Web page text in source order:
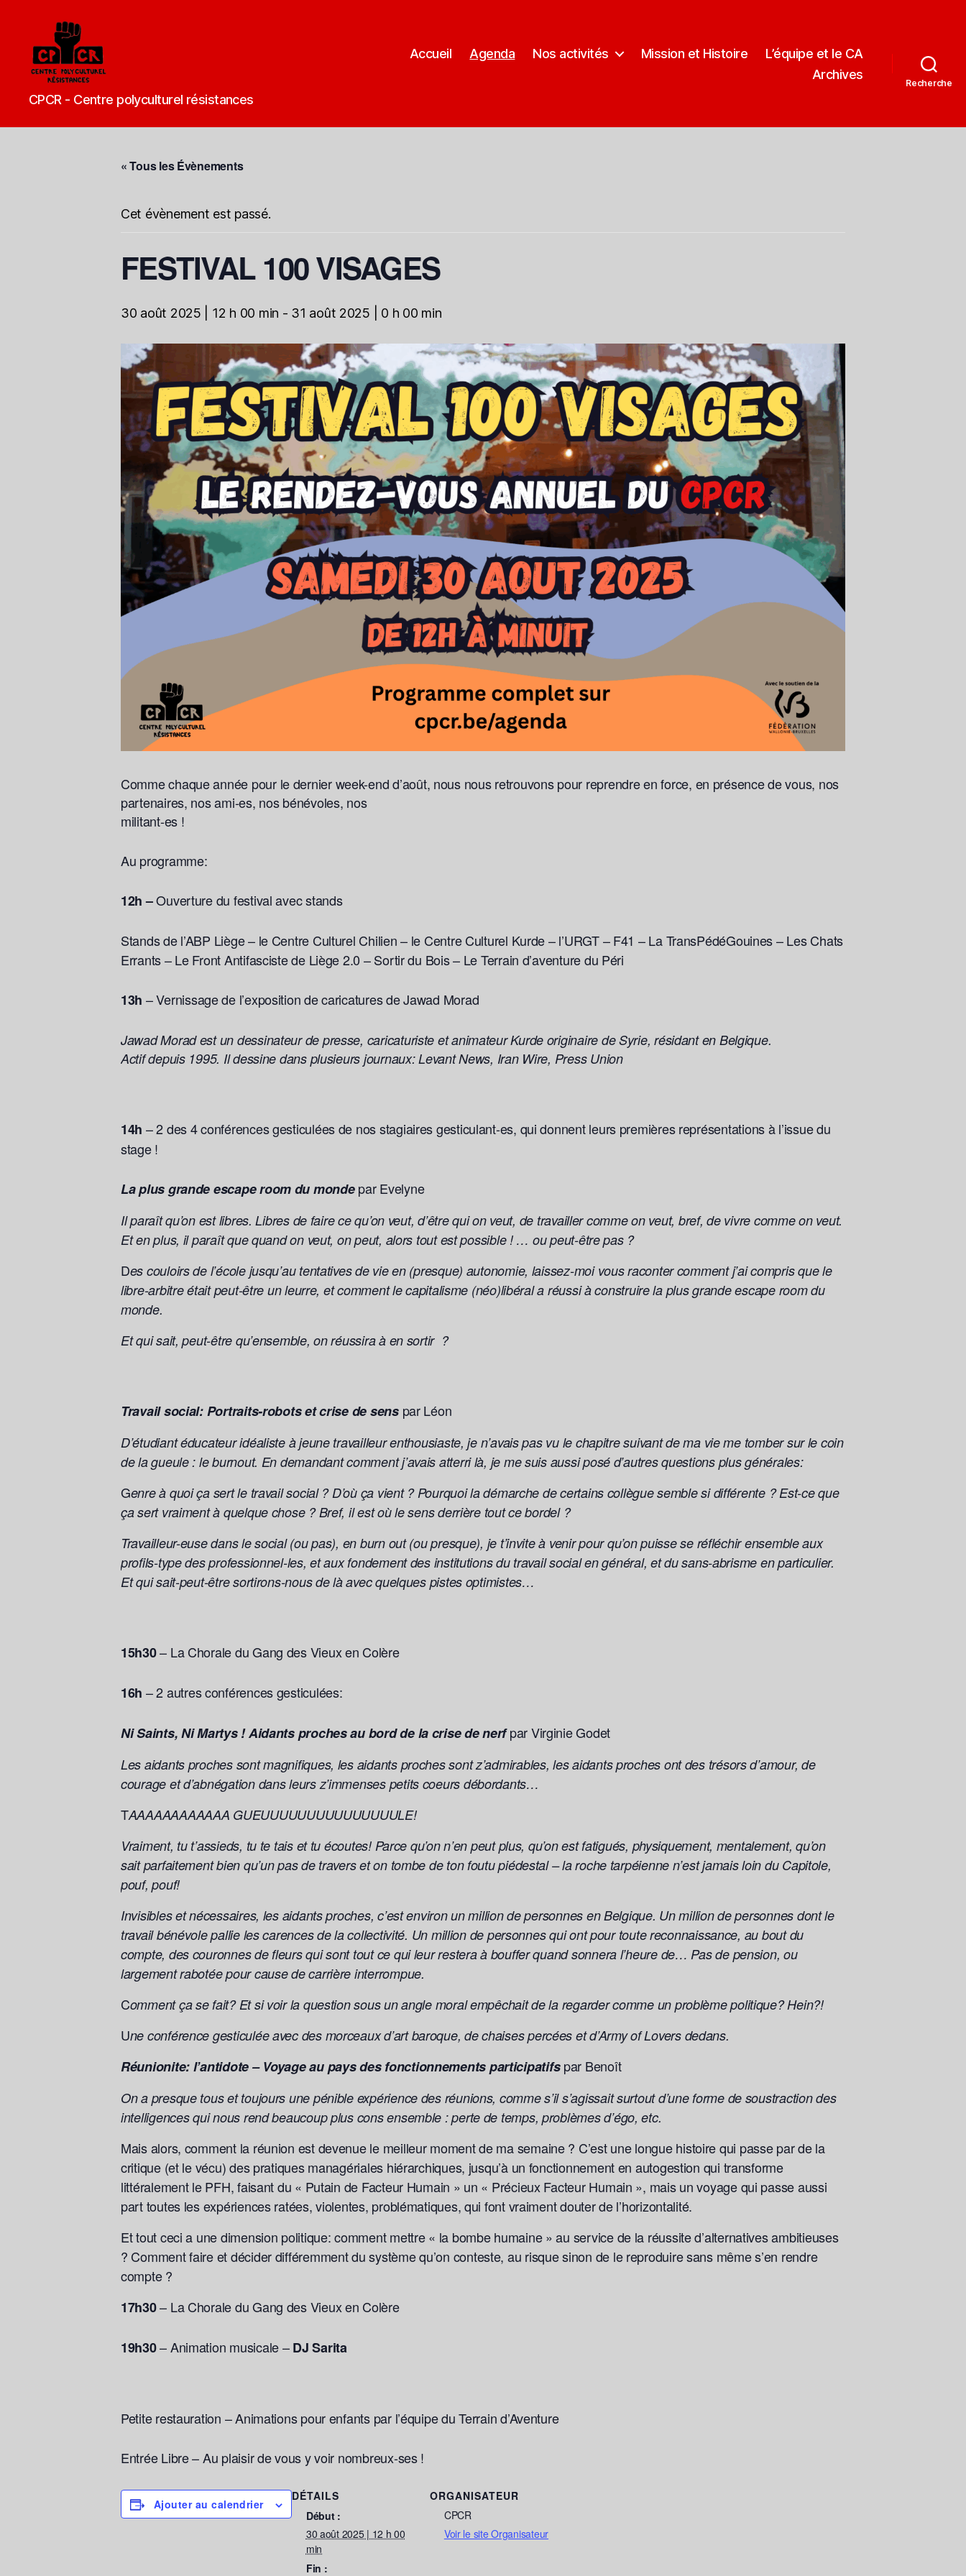
CPCR
-
CPCR - Centre polyculturel résistances
Accueil Agenda Nos activités Mission et Histoire
L’équipe et le CA
Archives
Recherche
« Tous les Évènements
Cet évènement est passé.
FESTIVAL 100 VISAGES
30 août 2025 | 12 h 00 min - 31 août 2025 | 0 h 00 min
Comme chaque année pour le dernier week-end d’août, nous nous retrouvons pour reprendre en force, en présence de vous, nos
partenaires, nos ami-es, nos bénévoles, nos
militant-es !
Au programme:
12h –Ouverture du festival avec stands
Stands de l’ABP Liège – le Centre Culturel Chilien – le Centre Culturel Kurde – l’URGT – F41 – La TransPédéGouines – Les Chats
Errants – Le Front Antifasciste de Liège 2.0 – Sortir du Bois – Le Terrain d’aventure du Péri
13h – Vernissage de l’exposition de caricatures de Jawad Morad
Jawad Morad est un dessinateur de presse, caricaturiste et animateur Kurde originaire de Syrie, résidant en Belgique.
Actif depuis 1995. Il dessine dans plusieurs journaux: Levant News, Iran Wire, Press Union
14h – 2 des 4 conférences gesticulées de nos stagiaires gesticulant-es, qui donnent leurs premières représentations à l’issue du
stage !
La plus grande escape room du monde par Evelyne
Il paraît qu’on est libres. Libres de faire ce qu’on veut, d’être qui on veut, de travailler comme on veut, bref, de vivre comme on veut.
Et en plus, il paraît que quand on veut, on peut, alors tout est possible ! … ou peut-être pas ?
Des couloirs de l’école jusqu’au tentatives de vie en (presque) autonomie, laissez-moi vous raconter comment j’ai compris que le
libre-arbitre était peut-être un leurre, et comment le capitalisme (néo)libéral a réussi à construire la plus grande escape room du
monde.
Et qui sait, peut-être qu’ensemble, on réussira à en sortir ?
Travail social: Portraits-robots et crise de senspar Léon
D’étudiant éducateur idéaliste à jeune travailleur enthousiaste, je n’avais pas vu le chapitre suivant de ma vie me tomber sur le coin
de la gueule : le burnout. En demandant comment j’avais atterri là, je me suis aussi posé d’autres questions plus générales:
Genre à quoi ça sert le travail social ? D’où ça vient ? Pourquoi la démarche de certains collègue semble si différente ? Est-ce que
ça sert vraiment à quelque chose ? Bref, il est où le sens derrière tout ce bordel ?
Travailleur-euse dans le social (ou pas), en burn out (ou presque), je t’invite à venir pour qu’on puisse se réfléchir ensemble aux
profils-type des professionnel-les, et aux fondement des institutions du travail social en général, et du sans-abrisme en particulier.
Et qui sait-peut-être sortirons-nous de là avec quelques pistes optimistes…
15h30– La Chorale du Gang des Vieux en Colère
16h – 2 autres conférences gesticulées:
Ni Saints, Ni Martys ! Aidants proches au bord de la crise de nerfpar Virginie Godet
Les aidants proches sont magnifiques, les aidants proches sont z’admirables, les aidants proches ont des trésors d’amour, de
courage et d’abnégation dans leurs z’immenses petits coeurs débordants…
TAAAAAAAAAAAA GUEUUUUUUUUUUUUUUULE!
Vraiment, tu t’assieds, tu te tais et tu écoutes! Parce qu’on n’en peut plus, qu’on est fatigués, physiquement, mentalement, qu’on
sait parfaitement bien qu’un pas de travers et on tombe de ton foutu piédestal – la roche tarpéienne n’est jamais loin du Capitole,
pouf, pouf!
Invisibles et nécessaires, les aidants proches, c’est environ un million de personnes en Belgique. Un million de personnes dont le
travail bénévole pallie les carences de la collectivité. Un million de personnes qui ont pour toute reconnaissance, au bout du
compte, des couronnes de fleurs qui sont tout ce qui leur restera à bouffer quand sonnera l’heure de… Pas de pension, ou
largement rabotée pour cause de carrière interrompue.
Comment ça se fait? Et si voir la question sous un angle moral empêchait de la regarder comme un problème politique? Hein?!
Une conférence gesticulée avec des morceaux d’art baroque, de chaises percées et d’Army of Lovers dedans.
Réunionite: l’antidote – Voyage au pays des fonctionnements participatifspar Benoît
On a presque tous et toujours une pénible expérience des réunions, comme s’il s’agissait surtout d’une forme de soustraction des
intelligences qui nous rend beaucoup plus cons ensemble : perte de temps, problèmes d’égo, etc.
Mais alors, comment la réunion est devenue le meilleur moment de ma semaine ? C’est une longue histoire qui passe par de la
critique (et le vécu) des pratiques managériales hiérarchiques, jusqu’à un fonctionnement en autogestion qui transforme
littéralement le PFH, faisant du « Putain de Facteur Humain » un « Précieux Facteur Humain », mais un voyage qui passe aussi
part toutes les expériences ratées, violentes, problématiques, qui font vraiment douter de l’horizontalité.
Et tout ceci a une dimension politique: comment mettre « la bombe humaine » au service de la réussite d’alternatives ambitieuses
? Comment faire et décider différemment du système qu’on conteste, au risque sinon de le reproduire sans même s’en rendre
compte ?
17h30– La Chorale du Gang des Vieux en Colère
19h30– Animation musicale –DJ Sarita
Petite restauration – Animations pour enfants par l’équipe du Terrain d’Aventure
Entrée Libre – Au plaisir de vous y voir nombreux-ses !
Ajouter au calendrier
DÉTAILS
Début :
30 août 2025 | 12 h 00
min
Fin :
ORGANISATEUR
CPCR
Voir le site Organisateur